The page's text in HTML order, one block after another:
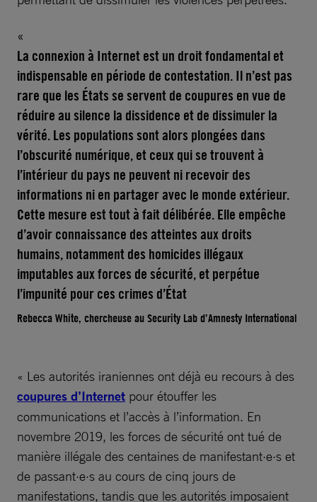
La connexion à Internet est un droit fondamental et
indispensable en période de contestation. Il n’est pas
rare que les États se servent de coupures en vue de
réduire au silence la dissidence et de dissimuler la
vérité. Les populations sont alors plongées dans
l’obscurité numérique, et ceux qui se trouvent à
l’intérieur du pays ne peuvent ni recevoir des
informations ni en partager avec le monde extérieur.
Cette mesure est tout à fait délibérée. Elle empêche
d’avoir connaissance des atteintes aux droits
humains, notamment des homicides illégaux
imputables aux forces de sécurité, et perpétue
l’impunité pour ces crimes d’État
Rebecca White, chercheuse au Security Lab d’Amnesty International
« Les autorités iraniennes ont déjà eu recours à des
coupures d’Internet pour étouffer les
communications et l’accès à l’information. En
novembre 2019, les forces de sécurité ont tué de
manière illégale des centaines de manifestant·e·s et
de passant·e·s au cours de cinq jours de
manifestations, tandis que les autorités imposaient